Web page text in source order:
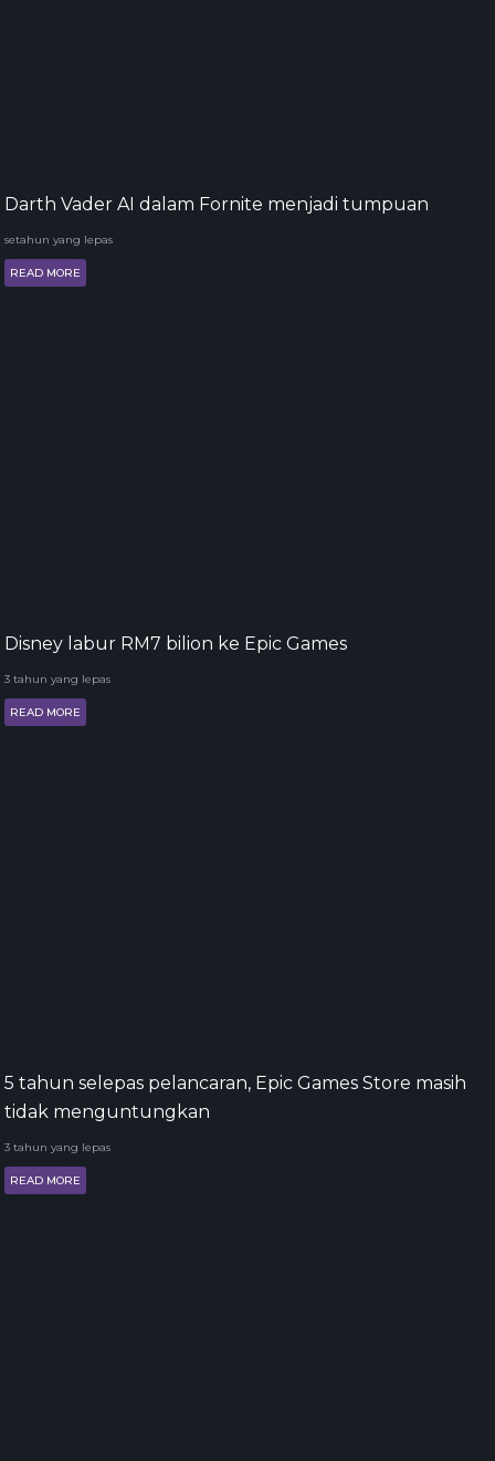
Darth Vader AI dalam Fornite menjadi tumpuan
setahun yang lepas
READ MORE
Disney labur RM7 bilion ke Epic Games
3 tahun yang lepas
READ MORE
5 tahun selepas pelancaran, Epic Games Store masih
tidak menguntungkan
3 tahun yang lepas
READ MORE